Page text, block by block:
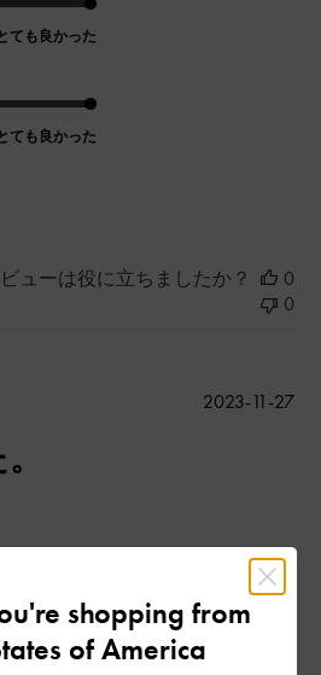
ても良かった
ても良かった
ューは役に立ちましたか？
0
0
外） カラー:
ブラック系
公
2023-11-27
shopping from
of America